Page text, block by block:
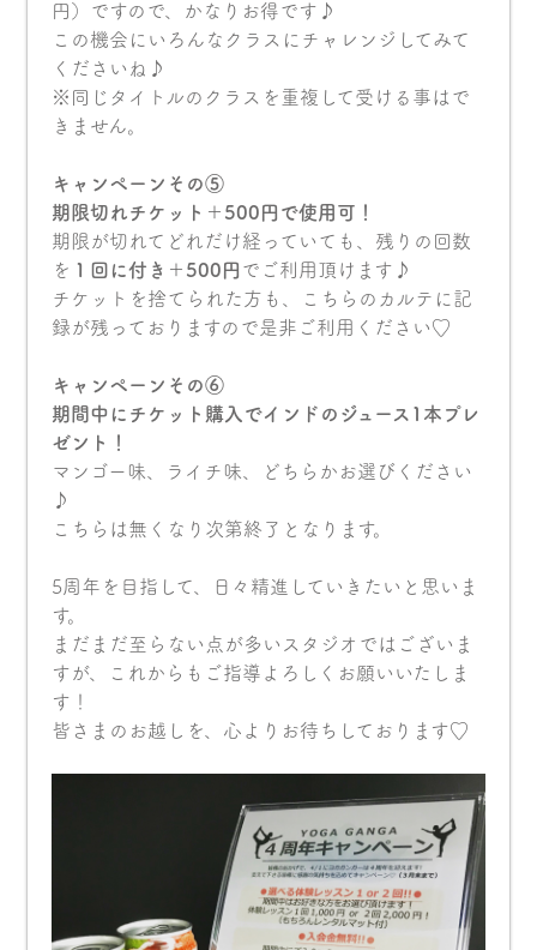
円）ですので、かなりお得です♪
この機会にいろんなクラスにチャレンジしてみて
くださいね♪
※同じタイトルのクラスを重複して受ける事はで
きません。
キャンペーンその⑤
期限切れチケット＋500円で使用可！
期限が切れてどれだけ経っていても、残りの回数
を １回に付き＋500円でご利用頂けます♪
チケットを捨てられた方も、こちらのカルテに記
録が残っておりますので是非ご利用ください♡
キャンペーンその⑥
期間中にチケット購入でインドのジュース1本プレ
ゼント！
マンゴー味、ライチ味、どちらかお選びください
♪
こちらは無くなり次第終了となります。
5周年を目指して、日々精進していきたいと思いま
す。
まだまだ至らない点が多いスタジオではございま
すが、これからもご指導よろしくお願いいたしま
す！
皆さまのお越しを、心よりお待ちしております♡